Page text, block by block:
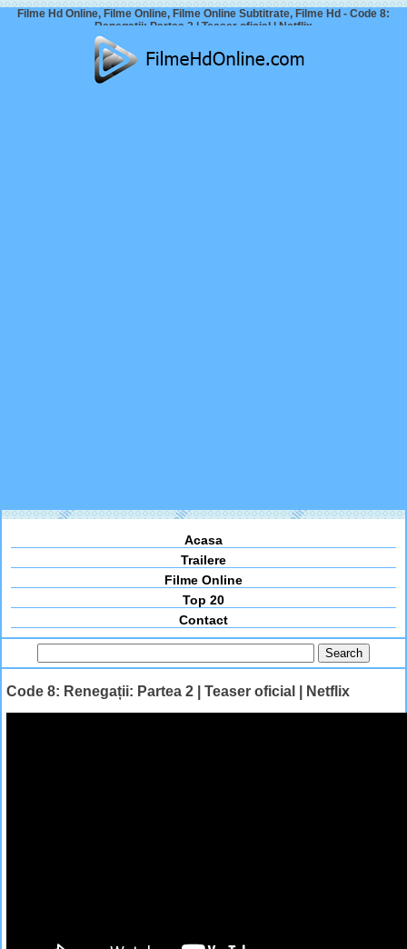
Filme Hd Online, Filme Online, Filme Online Subtitrate, Filme Hd - Code 8:
Renegații: Partea 2 | Teaser oficial | Netflix
Acasa
Trailere
Filme Online
Top 20
Contact
Code 8: Renegații: Partea 2 | Teaser oficial | Netflix